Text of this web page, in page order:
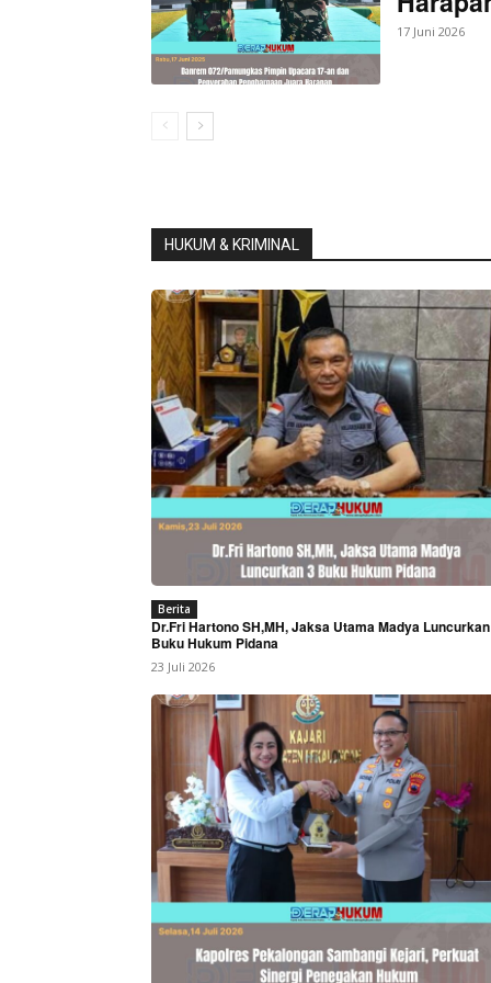
17 Juni 2026
HUKUM & KRIMINAL
Berita
Dr.Fri Hartono SH,MH, Jaksa Utama Madya
Buku Hukum Pidana
23 Juli 2026